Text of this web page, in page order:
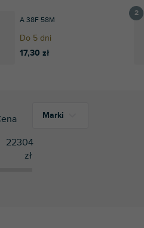
A 38F 58M
Do 5 dni
17,30 zł
22304
zł
Marki